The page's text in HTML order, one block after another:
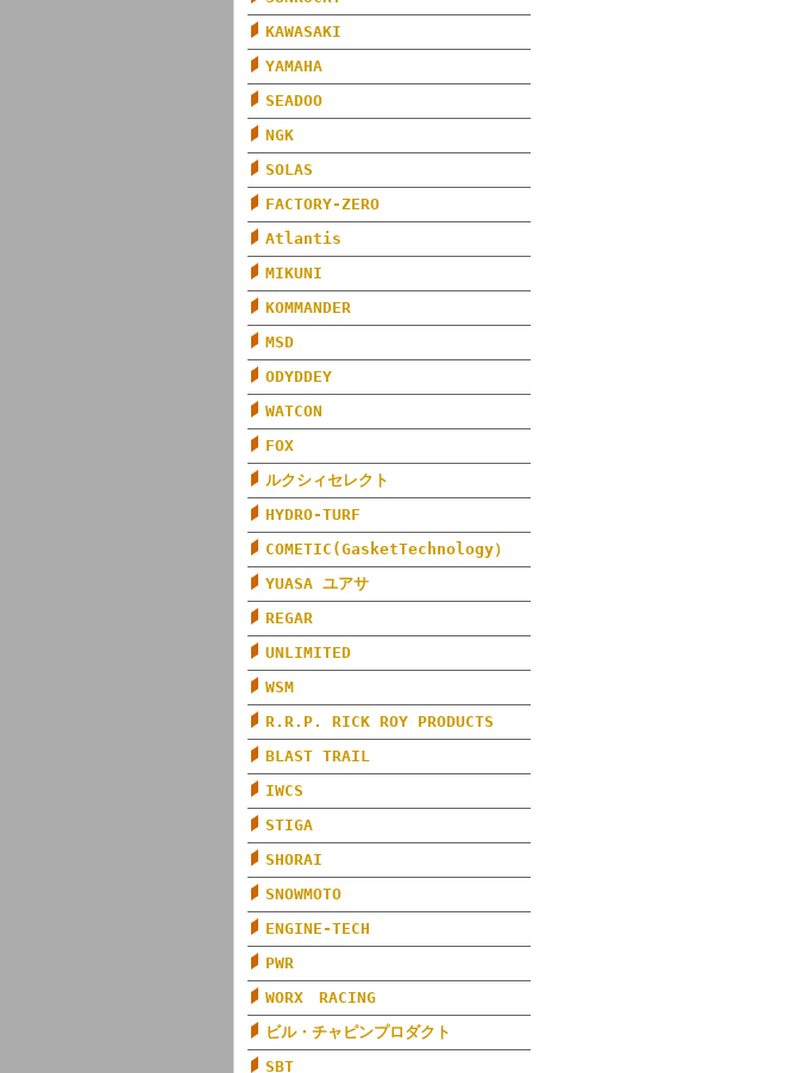
KAWASAKI
YAMAHA
SEADOO
NGK
SOLAS
FACTORY-ZERO
Atlantis
MIKUNI
KOMMANDER
MSD
ODYDDEY
WATCON
FOX
ルクシィセレクト
HYDRO-TURF
COMETIC(GasketTechnology）
YUASA ユアサ
REGAR
UNLIMITED
WSM
R.R.P. RICK ROY PRODUCTS
BLAST TRAIL
IWCS
STIGA
SHORAI
SNOWMOTO
ENGINE-TECH
PWR
WORX RACING
ビル・チャピンプロダクト
SBT